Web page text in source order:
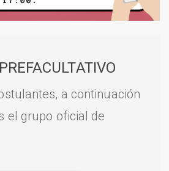
a continuación
el grupo oficial de